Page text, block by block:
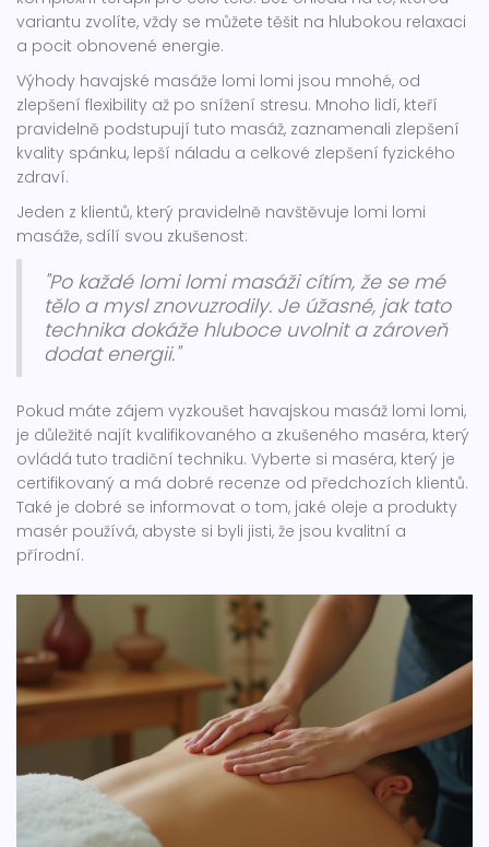
variantu zvolíte, vždy se můžete těšit na hlubokou relaxaci
a pocit obnovené energie.
Výhody havajské masáže lomi lomi jsou mnohé, od
zlepšení flexibility až po snížení stresu. Mnoho lidí, kteří
pravidelně podstupují tuto masáž, zaznamenali zlepšení
kvality spánku, lepší náladu a celkové zlepšení fyzického
zdraví.
Jeden z klientů, který pravidelně navštěvuje lomi lomi
masáže, sdílí svou zkušenost:
"Po každé lomi lomi masáži cítím, že se mé
tělo a mysl znovuzrodily. Je úžasné, jak tato
technika dokáže hluboce uvolnit a zároveň
dodat energii."
Pokud máte zájem vyzkoušet havajskou masáž lomi lomi,
je důležité najít kvalifikovaného a zkušeného maséra, který
ovládá tuto tradiční techniku. Vyberte si maséra, který je
certifikovaný a má dobré recenze od předchozích klientů.
Také je dobré se informovat o tom, jaké oleje a produkty
masér používá, abyste si byli jisti, že jsou kvalitní a
přírodní.